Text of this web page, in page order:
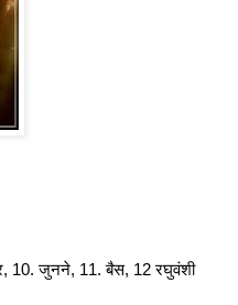
10. जुनने, 11. बैस, 12 रघुवंशी